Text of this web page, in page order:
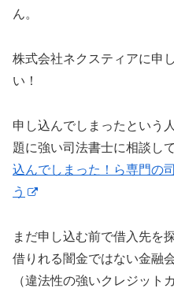
ん。
株式会社ネクスティアに申
い！
申し込んでしまったという
題に強い司法書士に相談し
込んでしまった！ら専門の
う
まだ申し込む前で借入先を
借りれる闇金ではない金融
（違法性の強いクレジット